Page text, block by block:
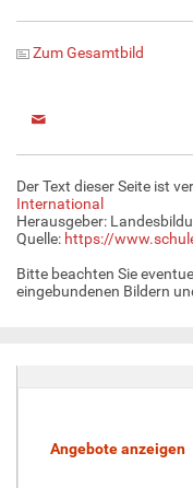
Zum Gesamtbild
Der Text dieser Seite ist
International
Herausgeber:
Quelle: https://
Bitte beachten Sie
eingebundenen Bildern